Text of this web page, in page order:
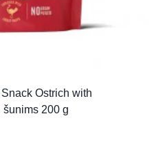
Ostrich with
šunims 200 g